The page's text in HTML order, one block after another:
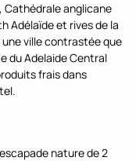
Cathédrale anglicane
Adélaïde et rives de la
une ville contrastée que
du Adelaide Central
frais dans
nature de 2